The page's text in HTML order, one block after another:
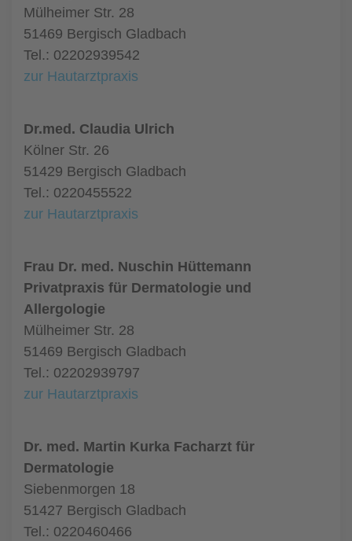
Mülheimer Str. 28
51469 Bergisch Gladbach
Tel.: 02202939542
zur Hautarztpraxis
Dr.med. Claudia Ulrich
Kölner Str. 26
51429 Bergisch Gladbach
Tel.: 0220455522
zur Hautarztpraxis
Frau Dr. med. Nuschin Hüttemann
Privatpraxis für Dermatologie und
Allergologie
Mülheimer Str. 28
51469 Bergisch Gladbach
Tel.: 02202939797
zur Hautarztpraxis
Dr. med. Martin Kurka Facharzt für
Dermatologie
Siebenmorgen 18
51427 Bergisch Gladbach
Tel.: 0220460466